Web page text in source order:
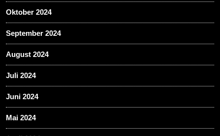
Oktober 2024
September 2024
August 2024
Juli 2024
Juni 2024
Mai 2024